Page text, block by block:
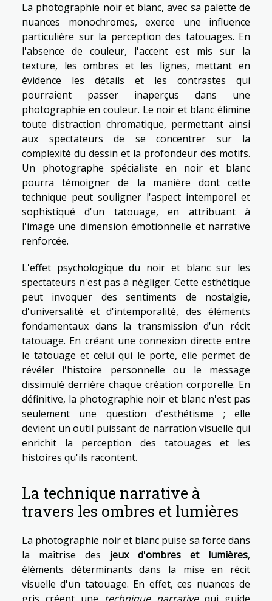
La photographie noir et blanc, avec sa palette de
nuances monochromes, exerce une influence
particulière sur la perception des tatouages. En
l'absence de couleur, l'accent est mis sur la
texture, les ombres et les lignes, mettant en
évidence les détails et les contrastes qui
pourraient passer inaperçus dans une
photographie en couleur. Le noir et blanc élimine
toute distraction chromatique, permettant ainsi
aux spectateurs de se concentrer sur la
complexité du dessin et la profondeur des motifs.
Un photographe spécialiste en noir et blanc
pourra témoigner de la manière dont cette
technique peut souligner l'aspect intemporel et
sophistiqué d'un tatouage, en attribuant à
l'image une dimension émotionnelle et narrative
renforcée.
L'effet psychologique du noir et blanc sur les
spectateurs n'est pas à négliger. Cette esthétique
peut invoquer des sentiments de nostalgie,
d'universalité et d'intemporalité, des éléments
fondamentaux dans la transmission d'un récit
tatouage. En créant une connexion directe entre
le tatouage et celui qui le porte, elle permet de
révéler l'histoire personnelle ou le message
dissimulé derrière chaque création corporelle. En
définitive, la photographie noir et blanc n'est pas
seulement une question d'esthétisme ; elle
devient un outil puissant de narration visuelle qui
enrichit la perception des tatouages et les
histoires qu'ils racontent.
La technique narrative à
travers les ombres et lumières
La photographie noir et blanc puise sa force dans
la maîtrise des jeux d'ombres et lumières,
éléments déterminants dans la mise en récit
visuelle d'un tatouage. En effet, ces nuances de